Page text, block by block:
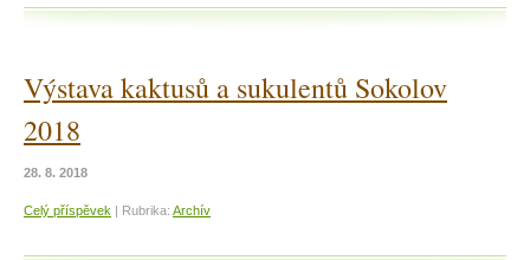
Výstava kaktusů a sukulentů Sokolov
2018
28. 8. 2018
Celý příspěvek | Rubrika: Archív